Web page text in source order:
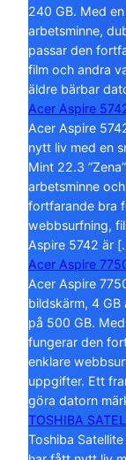
240 GB. Med
arbetsminne,
passar den
film och andra
äldre bärbar
Acer Aspire
Acer Aspire
nytt liv med en
Mint 22.3
arbetsminne
fortfarande bra
webbsurfning,
Aspire 5742 är
Acer Aspire
Acer Aspire
bildskärm, 4 GB
på 500 GB.
fungerar den
enklare
uppgifter. Ett
göra datorn
TOSHIBA
Toshiba